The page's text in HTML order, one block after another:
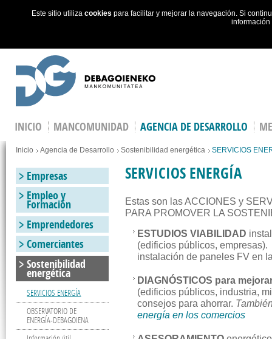
Este sitio utiliza cookies para facilitar y mejorar la navegación. Si
INICIO MANCOMUNIDAD AGENCIA DE DESARROLLO
You are here
Inicio Agencia de Desarrollo Sostenibilidad energética SERVICIOS
SERVICIOS ENERGÍA
Estas son las ACCIONES y
PARA PROMOVER LA
ESTUDIOS VIABILIDAD
(edificios públicos, empresas).
instalación de paneles FV en
DIAGNÓSTICOS para
(edificios públicos, industria,
consejos para ahorrar.
energía en los comercios
Empresas
Empleo y
Formación
Emprendedores
Comerciantes
Sostenibilidad
energética
SERVICIOS ENERGÍA
OBSERVATORIO DE
ENERGÍA-DEBAGOIENA